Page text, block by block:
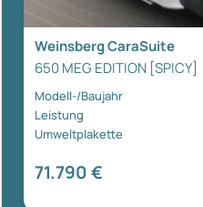
Weinsberg CaraSuite
650 MEG EDITION [SPICY]
Modell-/Baujahr
Leistung
Umweltplakette
71.790 €